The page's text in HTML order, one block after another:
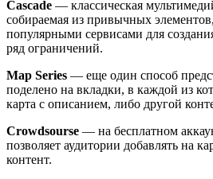
Cascade — классическая
собираемая из привычных
популярными сервисами для
ряд ограничений.
Map Series — еще один способ
поделено на вкладки, в каждой из
карта с описанием, либо другой
Crowdsourse — на бесплатном
позволяет аудитории добавлять на
контент.